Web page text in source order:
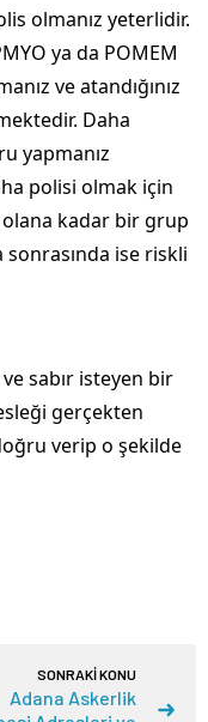
olmanız yeterlidir.
ya da POMEM
ve atandığınız
Daha
yapmanız
polisi olmak için
kadar bir grup
sonrasında ise riskli
sabır isteyen bir
gerçekten
verip o şekilde
SONRAKİ KONU
Adana Askerlik